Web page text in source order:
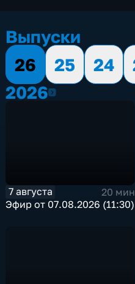
Выпуски
26
25 24
20262026
7 августа
20 мин
Эфир от 07.08.2026 (11:30)